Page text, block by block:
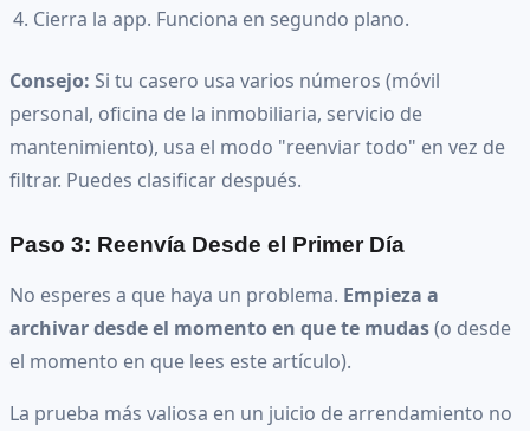
Cierra la app. Funciona en segundo plano.
Consejo: Si tu casero usa varios números (móvil
personal, oficina de la inmobiliaria, servicio de
mantenimiento), usa el modo "reenviar todo" en vez de
filtrar. Puedes clasificar después.
Paso 3: Reenvía Desde el Primer Día
No esperes a que haya un problema. Empieza a
archivar desde el momento en que te mudas(o desde
el momento en que lees este artículo).
La prueba más valiosa en un juicio de arrendamiento no